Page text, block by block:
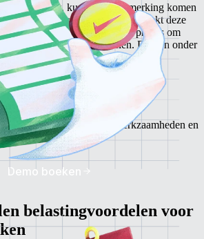
kunnen in aanmerking komen
en -voordelen. Remote zoekt deze
je werknemers door het proces om
van deze belastingvoordelen. Dit zijn onder
vaste belastingtarieven voor expats
en lagere percentages
voor investeringen, zzp-werkzaamheden en
Demo boeken
belastingvoordelen voor